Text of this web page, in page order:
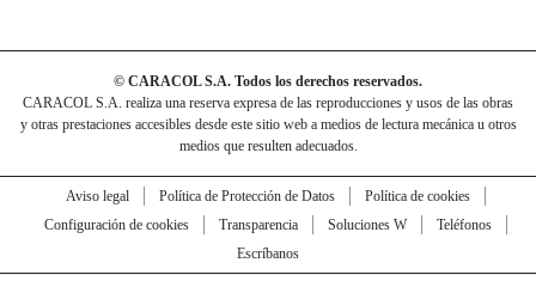
© CARACOL S.A. Todos los derechos reservados.
CARACOL S.A. realiza una reserva expresa de las reproducciones y usos de las obras
y otras prestaciones accesibles desde este sitio web a medios de lectura mecánica u otros
medios que resulten adecuados.
Aviso legal Política de Protección de Datos
Política de cookies
Configuración de cookies
Transparencia Soluciones W
Teléfonos
Escríbanos